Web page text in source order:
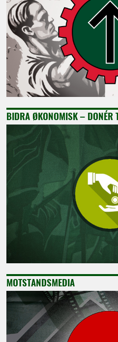
BIDRA ØKONOMISK – DONÉR
MOTSTANDSMEDIA